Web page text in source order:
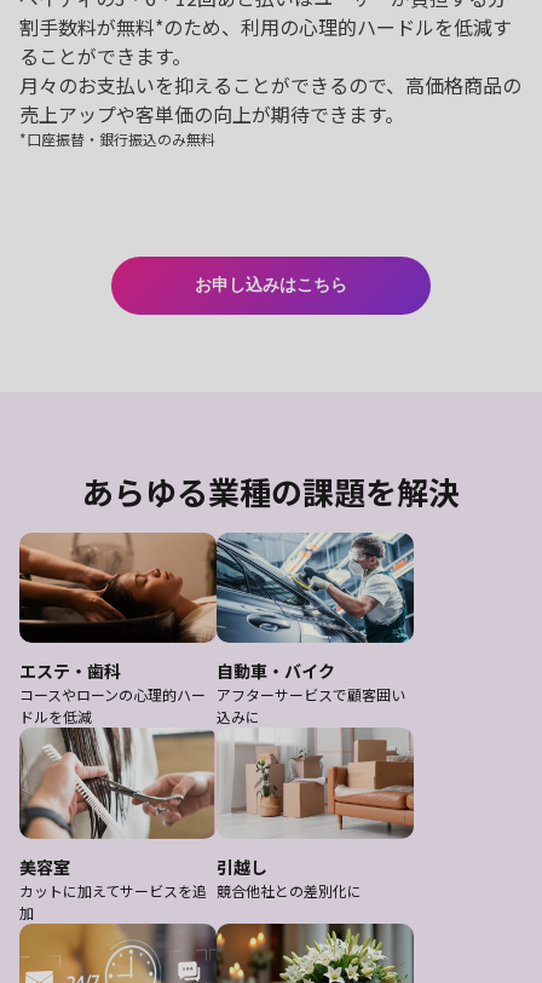
割手数料が無料*のため、利用の心理的ハードルを低減す
ることができます。
月々のお支払いを抑えることができるので、高価格商品の
売上アップや客単価の向上が期待できます。
*口座振替・銀行振込のみ無料
お申し込みはこちら
あらゆる業種の課題を解決
エステ・歯科
コースやローンの心理的ハー
ドルを低減
自動車・バイク
アフターサービスで顧客囲い
込みに
美容室
カットに加えてサービスを追
加
引越し
競合他社との差別化に